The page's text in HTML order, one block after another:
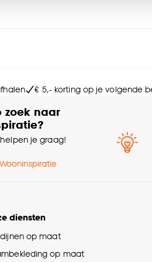
Gewicht
€ 5,- korting op je volgende
zoek naar
je graag!
Wooninspiratie
diensten
op maat
op maat